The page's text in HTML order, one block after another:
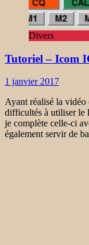
Divers
Tutoriel – Icom
1 janvier 2017
Ayant réalisé la
difficultés à utiliser le
je complète celle-ci
également servir de